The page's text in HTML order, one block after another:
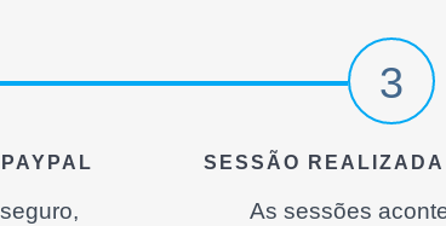
3
SESSÃO
As sessões